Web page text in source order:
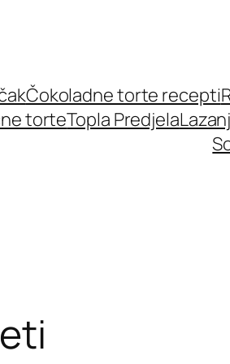
Čokoladne torte recepti
torteTopla Predjela